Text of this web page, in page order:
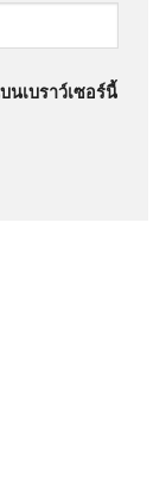
นเบราว์เซอร์นี้